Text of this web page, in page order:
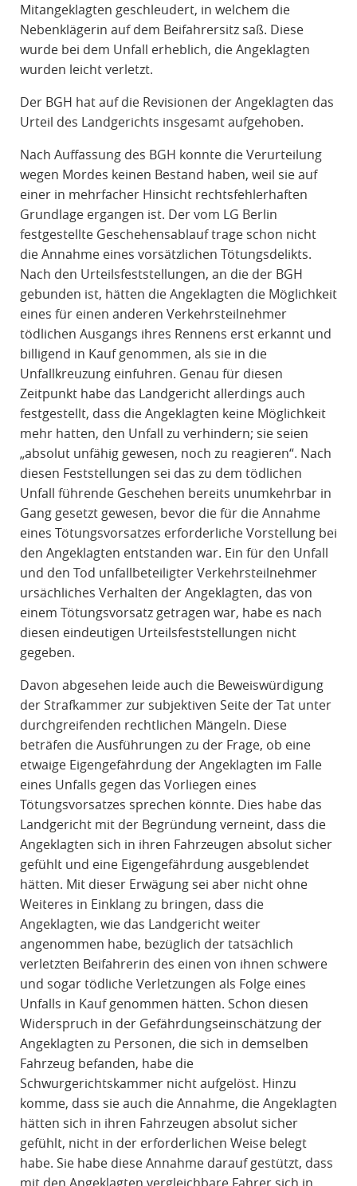
Mitangeklagten geschleudert, in welchem die
Nebenklägerin auf dem Beifahrersitz saß. Diese
wurde bei dem Unfall erheblich, die Angeklagten
wurden leicht verletzt.
Der BGH hat auf die Revisionen der Angeklagten das
Urteil des Landgerichts insgesamt aufgehoben.
Nach Auffassung des BGH konnte die Verurteilung
wegen Mordes keinen Bestand haben, weil sie auf
einer in mehrfacher Hinsicht rechtsfehlerhaften
Grundlage ergangen ist. Der vom LG Berlin
festgestellte Geschehensablauf trage schon nicht
die Annahme eines vorsätzlichen Tötungsdelikts.
Nach den Urteilsfeststellungen, an die der BGH
gebunden ist, hätten die Angeklagten die Möglichkeit
eines für einen anderen Verkehrsteilnehmer
tödlichen Ausgangs ihres Rennens erst erkannt und
billigend in Kauf genommen, als sie in die
Unfallkreuzung einfuhren. Genau für diesen
Zeitpunkt habe das Landgericht allerdings auch
festgestellt, dass die Angeklagten keine Möglichkeit
mehr hatten, den Unfall zu verhindern; sie seien
„absolut unfähig gewesen, noch zu reagieren“. Nach
diesen Feststellungen sei das zu dem tödlichen
Unfall führende Geschehen bereits unumkehrbar in
Gang gesetzt gewesen, bevor die für die Annahme
eines Tötungsvorsatzes erforderliche Vorstellung bei
den Angeklagten entstanden war. Ein für den Unfall
und den Tod unfallbeteiligter Verkehrsteilnehmer
ursächliches Verhalten der Angeklagten, das von
einem Tötungsvorsatz getragen war, habe es nach
diesen eindeutigen Urteilsfeststellungen nicht
gegeben.
Davon abgesehen leide auch die Beweiswürdigung
der Strafkammer zur subjektiven Seite der Tat unter
durchgreifenden rechtlichen Mängeln. Diese
beträfen die Ausführungen zu der Frage, ob eine
etwaige Eigengefährdung der Angeklagten im Falle
eines Unfalls gegen das Vorliegen eines
Tötungsvorsatzes sprechen könnte. Dies habe das
Landgericht mit der Begründung verneint, dass die
Angeklagten sich in ihren Fahrzeugen absolut sicher
gefühlt und eine Eigengefährdung ausgeblendet
hätten. Mit dieser Erwägung sei aber nicht ohne
Weiteres in Einklang zu bringen, dass die
Angeklagten, wie das Landgericht weiter
angenommen habe, bezüglich der tatsächlich
verletzten Beifahrerin des einen von ihnen schwere
und sogar tödliche Verletzungen als Folge eines
Unfalls in Kauf genommen hätten. Schon diesen
Widerspruch in der Gefährdungseinschätzung der
Angeklagten zu Personen, die sich in demselben
Fahrzeug befanden, habe die
Schwurgerichtskammer nicht aufgelöst. Hinzu
komme, dass sie auch die Annahme, die Angeklagten
hätten sich in ihren Fahrzeugen absolut sicher
gefühlt, nicht in der erforderlichen Weise belegt
habe. Sie habe diese Annahme darauf gestützt, dass